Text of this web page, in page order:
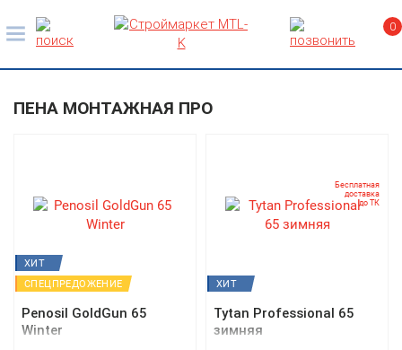
0
ПЕНА МОНТАЖНАЯ ПРО
ХИТ
СПЕЦПРЕДОЖЕНИЕ
Penosil GoldGun 65
Winter
ХИТ
Бесплатная
доставка
до ТК
Tytan Professional 65
зимняя